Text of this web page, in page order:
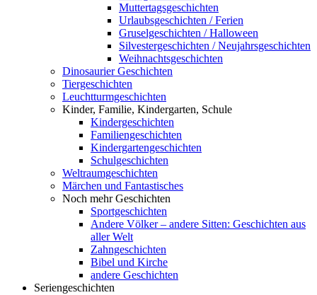
Muttertagsgeschichten
Urlaubsgeschichten / Ferien
Gruselgeschichten / Halloween
Silvestergeschichten / Neujahrsgeschichten
Weihnachtsgeschichten
Dinosaurier Geschichten
Tiergeschichten
Leuchtturmgeschichten
Kinder, Familie, Kindergarten, Schule
Kindergeschichten
Familiengeschichten
Kindergartengeschichten
Schulgeschichten
Weltraumgeschichten
Märchen und Fantastisches
Noch mehr Geschichten
Sportgeschichten
Andere Völker – andere Sitten: Geschichten aus
aller Welt
Zahngeschichten
Bibel und Kirche
andere Geschichten
Seriengeschichten